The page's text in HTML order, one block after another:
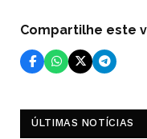
Compartilhe este
ÚLTIMAS NOTÍCIAS